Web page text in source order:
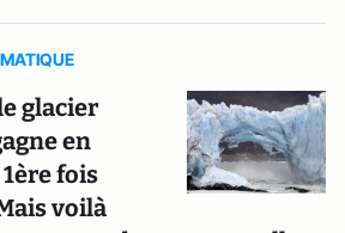
glacier
en
fois
voilà